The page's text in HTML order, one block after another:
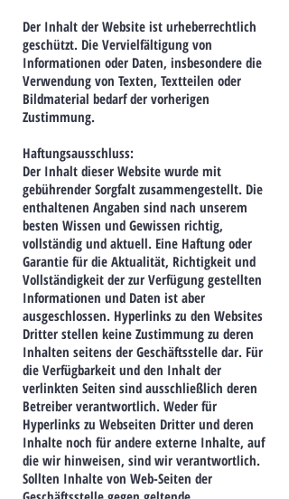
Der Inhalt der Website ist urheberrechtlich
geschützt. Die Vervielfältigung von
Informationen oder Daten, insbesondere die
Verwendung von Texten, Textteilen oder
Bildmaterial bedarf der vorherigen
Zustimmung.
Haftungsausschluss:
Der Inhalt dieser Website wurde mit
gebührender Sorgfalt zusammengestellt. Die
enthaltenen Angaben sind nach unserem
besten Wissen und Gewissen richtig,
vollständig und aktuell. Eine Haftung oder
Garantie für die Aktualität, Richtigkeit und
Vollständigkeit der zur Verfügung gestellten
Informationen und Daten ist aber
ausgeschlossen. Hyperlinks zu den Websites
Dritter stellen keine Zustimmung zu deren
Inhalten seitens der Geschäftsstelle dar. Für
die Verfügbarkeit und den Inhalt der
verlinkten Seiten sind ausschließlich deren
Betreiber verantwortlich. Weder für
Hyperlinks zu Webseiten Dritter und deren
Inhalte noch für andere externe Inhalte, auf
die wir hinweisen, sind wir verantwortlich.
Sollten Inhalte von Web-Seiten der